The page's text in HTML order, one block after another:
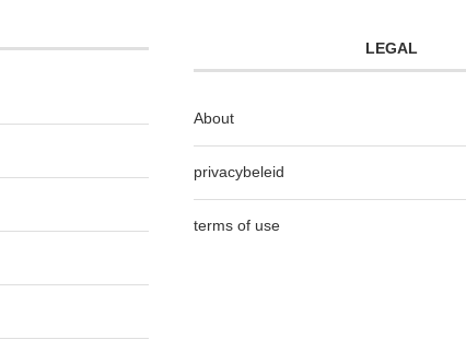
LEGAL
About
privacybeleid
terms of use